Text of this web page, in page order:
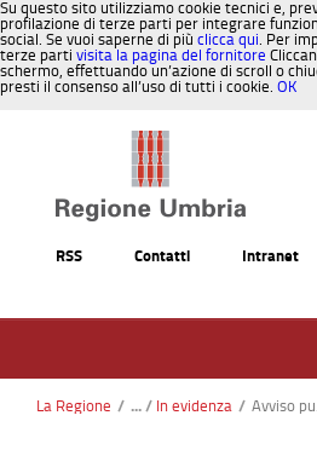
Su questo sito utilizziamo cookie tecnici e,
profilazione di terze parti per integrare
social. Se vuoi saperne di più clicca qui. Per
terze parti visita la pagina del fornitore
schermo, effettuando un’azione di scroll o
presti il consenso all’uso di tutti i cookie. OK
RSS Contatti Intranet
La Regione / In evidenza /